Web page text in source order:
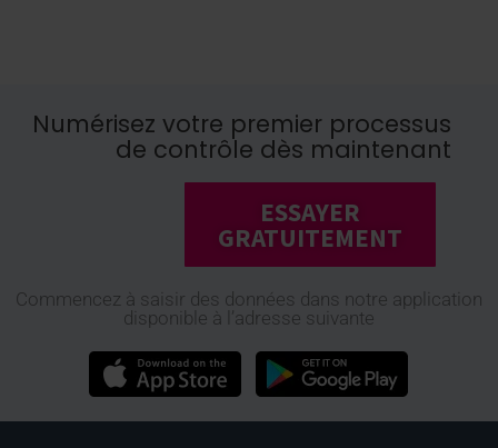
Numérisez votre premier processus
de contrôle dès maintenant
ESSAYER
GRATUITEMENT
Commencez à saisir des données dans notre application
disponible à l’adresse suivante